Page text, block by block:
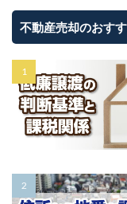
不動産売却のおす